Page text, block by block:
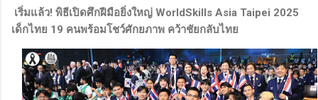
เริ่มแล้ว! พิธีเปิดศึกฝีมือยิ่งใหญ่ WorldSkills Asia Taipei 2025
เด็กไทย 19 คนพร้อมโชว์ศักยภาพ คว้าชัยกลับไทย